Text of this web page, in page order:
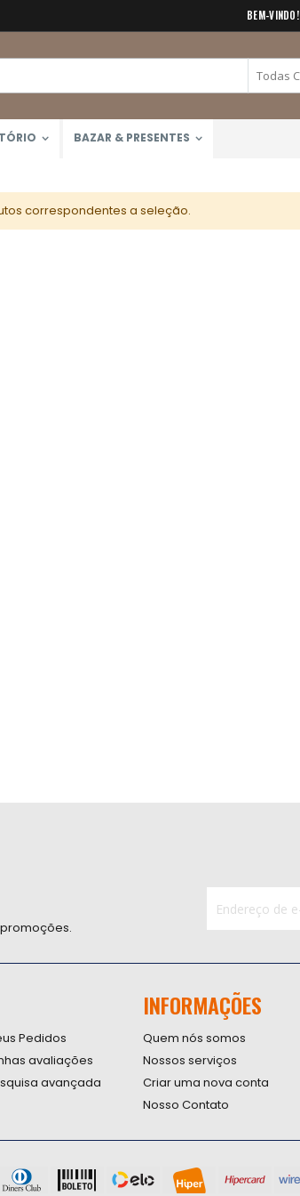
BEM-VINDO!
BAZAR & PRESENTES
correspondentes a seleção.
nossa
Newsletter:
Pedidos
avaliações
avançada
INFORMAÇÕES
Quem nós somos
Nossos serviços
Criar uma nova conta
Nosso Contato